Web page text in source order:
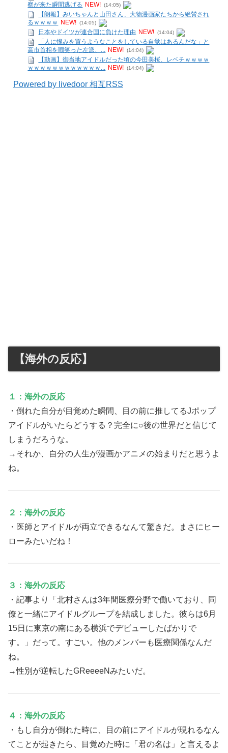
察が来た瞬間逃げる NEW! (14:05)
【朗報】みいちゃんと山田さん、大物漫画家たちから絶賛され
るｗｗｗｗ NEW! (14:05)
日本やドイツが連合国に負けた理由 NEW! (14:04)
「人に恨みを買うようなことをしている自覚はあるんだな」と
高市首相を嘲笑った左派、...
NEW! (14:04)
【動画】御当地アイドルだった頃の今田美桜、レベチｗｗｗｗ
ｗｗｗｗｗｗｗｗｗｗｗｗ...
NEW! (14:04)
Powered by livedoor 相互RSS
【海外の反応】
１：海外の反応
・倒れた自分が目覚めた瞬間、目の前に推してるJポップ
アイドルがいたらどうする？完全に○後の世界だと信じて
しまうだろうな。
→それか、自分の人生が漫画かアニメの始まりだと思うよ
ね。
２：海外の反応
・医師とアイドルが両立できるなんて驚きだ。まさにヒー
ローみたいだね！
３：海外の反応
・記事より「北村さんは3年間医療分野で働いており、同
僚と一緒にアイドルグループを結成しました。彼らは6月
15日に東京の南にある横浜でデビューしたばかりで
す。」だって。すごい。他のメンバーも医療関係なんだ
ね。
→性別が逆転したGReeeeNみたいだ。
４：海外の反応
・もし自分が倒れた時に、目の前にアイドルが現れるなん
てことが起きたら、目覚めた時に「君の名は」と言えるよ